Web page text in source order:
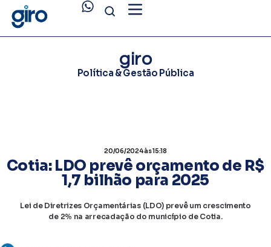
giro
Política & Gestão Pública
20/06/2024às 15:18
Cotia: LDO prevê orçamento de R$
1,7 bilhão para 2025
Lei de Diretrizes Orçamentárias (LDO) prevê um crescimento
de 2% na arrecadação do município de Cotia.